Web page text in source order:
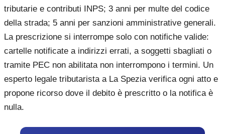
tributarie e contributi INPS; 3 anni per multe del codice
della strada; 5 anni per sanzioni amministrative generali.
La prescrizione si interrompe solo con notifiche valide:
cartelle notificate a indirizzi errati, a soggetti sbagliati o
tramite PEC non abilitata non interrompono i termini. Un
esperto legale tributarista a La Spezia verifica ogni atto e
propone ricorso dove il debito è prescritto o la notifica è
nulla.